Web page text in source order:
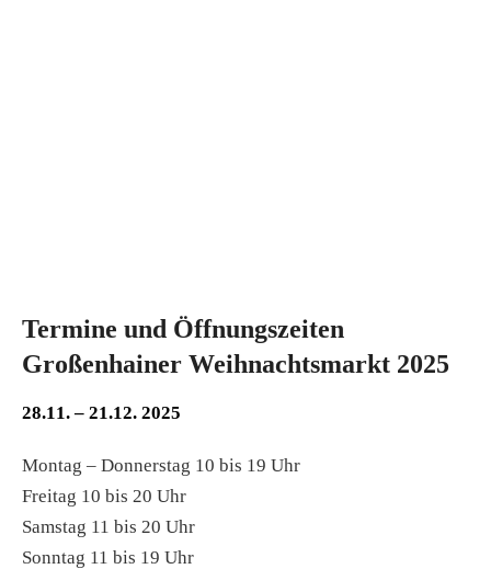
Termine und Öffnungszeiten
Großenhainer Weihnachtsmarkt 2025
28.11. – 21.12. 2025
Montag – Donnerstag 10 bis 19 Uhr
Freitag 10 bis 20 Uhr
Samstag 11 bis 20 Uhr
Sonntag 11 bis 19 Uhr